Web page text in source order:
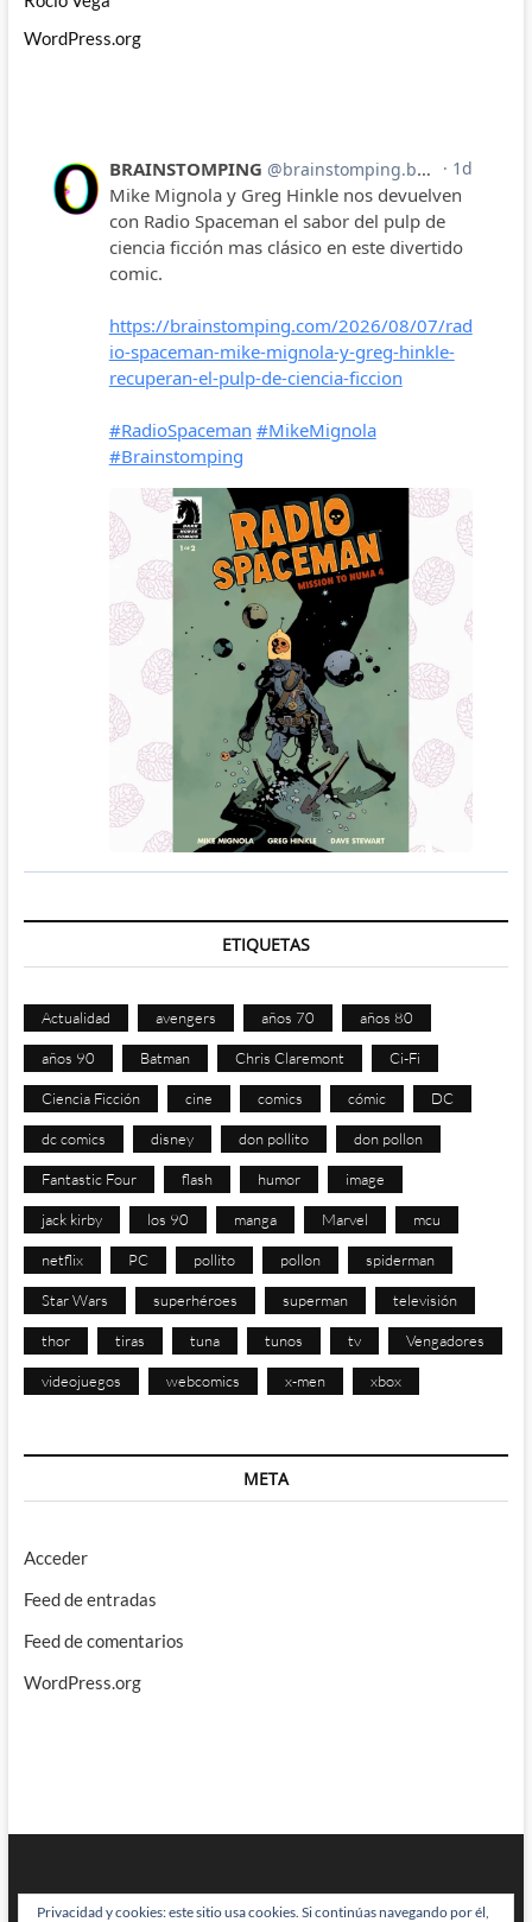
WordPress.org
ETIQUETAS
Actualidad avengers años 70 años 80
años 90 Batman Chris Claremont Ci-Fi
Ciencia Ficción cine comics cómic DC
dc comics disney don pollito don pollon
Fantastic Four flash humor image
jack kirby los 90 manga Marvel mcu
netflix PC pollito pollon spiderman
Star Wars superhéroes superman televisión
thor tiras tuna tunos tv Vengadores
videojuegos webcomics x-men xbox
META
Acceder
Feed de entradas
Feed de comentarios
WordPress.org
Privacidad y cookies: este sitio usa cookies. Si continúas navegando por él,